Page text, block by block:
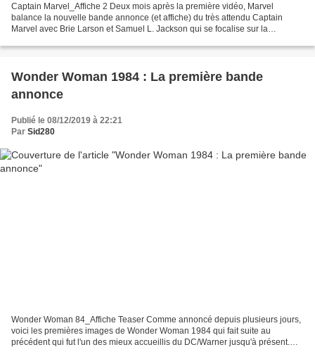
Captain Marvel_Affiche 2 Deux mois après la première vidéo, Marvel
balance la nouvelle bande annonce (et affiche) du très attendu Captain
Marvel avec Brie Larson et Samuel L. Jackson qui se focalise sur la
Wonder Woman 1984 : La première bande
annonce
Publié le 08/12/2019 à 22:21
Par Sid280
Wonder Woman 84_Affiche Teaser Comme annoncé depuis plusieurs jours,
voici les premières images de Wonder Woman 1984 qui fait suite au
précédent qui fut l'un des mieux accueillis du DC/Warner jusqu'à présent.